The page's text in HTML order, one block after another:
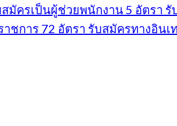
มัครเป็นผู้ช่วยพนักงาน 5 อัตรา
ชการ 72 อัตรา รับสมัครทางอิน